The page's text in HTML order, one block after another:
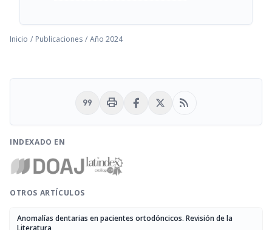
Inicio / Publicaciones / Año 2024
format_quote print rss_feed
INDEXADO EN
OTROS ARTÍCULOS
Anomalías dentarias en pacientes ortodóncicos. Revisión de la
Literatura